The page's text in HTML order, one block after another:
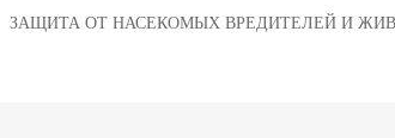
ЗАЩИТА ОТ НАСЕКОМЫХ ВРЕДИТЕЛЕЙ И